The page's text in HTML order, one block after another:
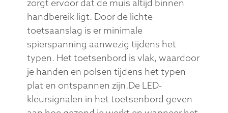
zorgt ervoor dat de muis altijd binnen
handbereik ligt. Door de lichte
toetsaanslag is er minimale
spierspanning aanwezig tijdens het
typen. Het toetsenbord is vlak, waardoor
je handen en polsen tijdens het typen
plat en ontspannen zijn.De LED-
kleursignalen in het toetsenbord geven